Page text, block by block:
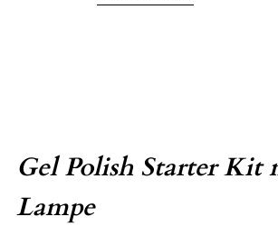
Gel Polish Starter Kit
Lampe